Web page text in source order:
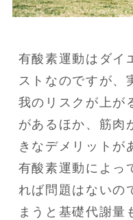
有酸素運動はダイ
ストなのですが、
我のリスクが上が
があるほか、筋肉
きなデメリットが
有酸素運動によっ
れば問題はないの
まうと基礎代謝量